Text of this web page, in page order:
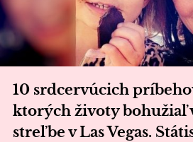
10 srdcervúcich
ktorých životy bohužiaľ
streľbe v Las Vegas.